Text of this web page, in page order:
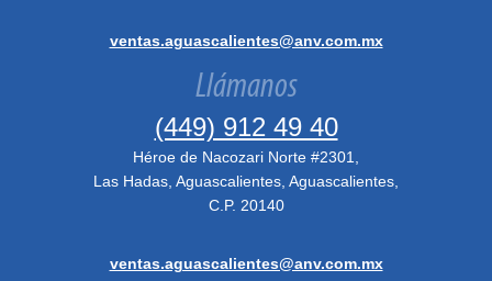
ventas.aguascalientes@anv.com.mx
Llámanos
(449) 912 49 40
Héroe de Nacozari Norte #2301,
Las Hadas, Aguascalientes, Aguascalientes,
C.P. 20140
ventas.aguascalientes@anv.com.mx